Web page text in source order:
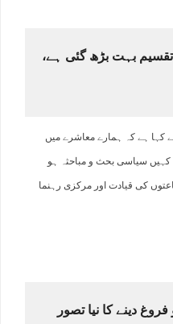
بہت بڑھ گئی ہے،
کہا ہے کہ ہمارے معاشرے میں
سیاسی بحث و مباحثہ ہو
کی قیادت اور مرکزی رہنما
دینے کا نیا تصور